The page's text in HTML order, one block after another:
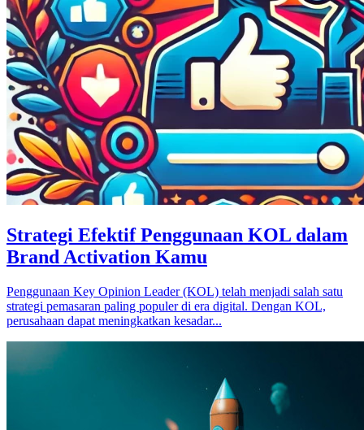
Strategi Efektif Penggunaan KOL dalam
Brand Activation Kamu
Penggunaan Key Opinion Leader (KOL) telah menjadi salah satu
strategi pemasaran paling populer di era digital. Dengan KOL,
perusahaan dapat meningkatkan kesadar...